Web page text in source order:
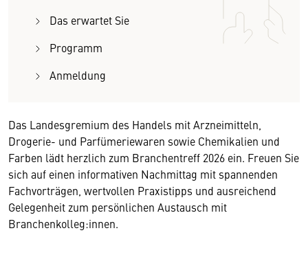
Das erwartet Sie
Programm
Anmeldung
Das Landesgremium des Handels mit Arzneimitteln,
Drogerie- und Parfümeriewaren sowie Chemikalien und
Farben lädt herzlich zum Branchentreff 2026 ein. Freuen Sie
sich auf einen informativen Nachmittag mit spannenden
Fachvorträgen, wertvollen Praxistipps und ausreichend
Gelegenheit zum persönlichen Austausch mit
Branchenkolleg:innen.